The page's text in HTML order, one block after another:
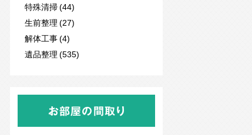
特殊清掃 (44)
生前整理 (27)
解体工事 (4)
遺品整理 (535)
お部屋の間取り